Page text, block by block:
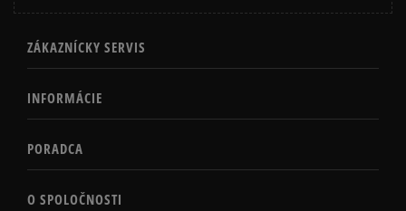
ZÁKAZNÍCKY SERVIS
INFORMÁCIE
PORADCA
O SPOLOČNOSTI